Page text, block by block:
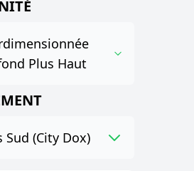
Plus Haut
Sud (City Dox)